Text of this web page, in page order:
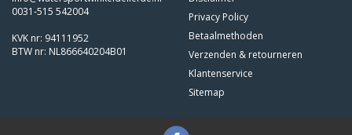
0031-515 542004
KVK nr: 94111952
BTW nr: NL866640204B01
Privacy Policy
Betaalmethoden
Verzenden & retourneren
Klantenservice
Sitemap